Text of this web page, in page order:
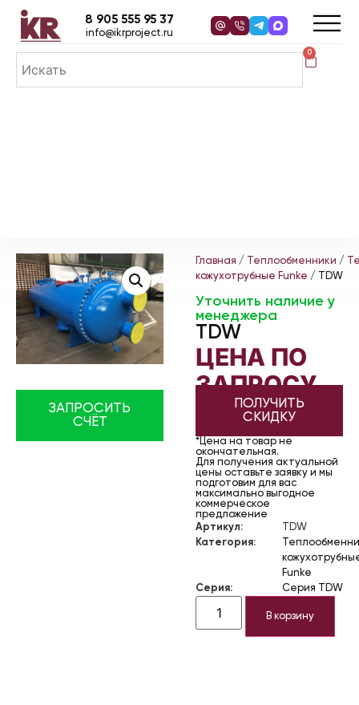
0
8 905 555 95 37
info@ikrproject.ru
ЗАПРОСИТЬ
СЧЁТ
Главная / Теплообменники /
кожухотрубные Funke / TDW
Уточнить наличие у
менеджера
TDW
ЦЕНА ПО
ЗАПРОСУ
ПОЛУЧИТЬ
СКИДКУ
*Цена на товар не
окончательная.
Для получения актуальной
цены оставьте заявку и мы
подготовим для вас
максимально выгодное
коммерческое
предложение
Артикул:
TDW
Категория:
Funke
Серия:
Серия TDW
В корзину